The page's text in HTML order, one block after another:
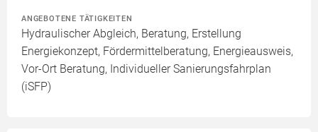
ANGEBOTENE TÄTIGKEITEN
Hydraulischer Abgleich, Beratung, Erstellung
Energiekonzept, Fördermittelberatung, Energieausweis,
Vor-Ort Beratung, Individueller Sanierungsfahrplan
(iSFP)